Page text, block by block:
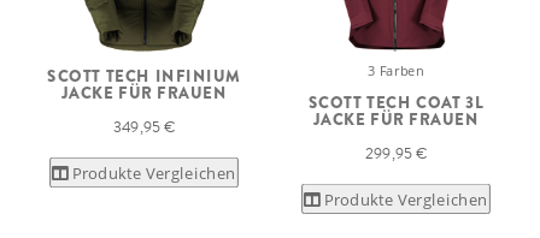
SCOTT TECH INFINIUM
JACKE FÜR FRAUEN
349,95 €
Produkte Vergleichen
3 Farben
SCOTT TECH COAT 3L
JACKE FÜR FRAUEN
299,95 €
Produkte Vergleichen